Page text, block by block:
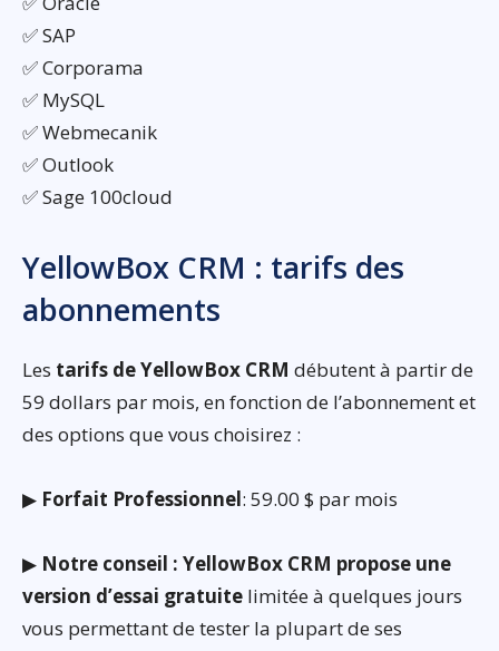
✅ SAP
✅ Corporama
✅ MySQL
✅ Webmecanik
✅ Outlook
✅ Sage 100cloud
YellowBox CRM : tarifs des
abonnements
Les tarifs de YellowBox CRM débutent à partir de
59 dollars par mois, en fonction de l’abonnement et
des options que vous choisirez :
▶ Forfait Professionnel: 59.00 $ par mois
▶ Notre conseil : YellowBox CRM propose une
version d’essai gratuite limitée à quelques jours
vous permettant de tester la plupart de ses